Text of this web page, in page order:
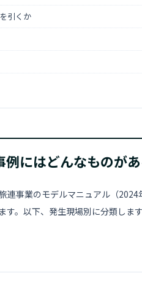
引くか
にはどんなものが
事業のモデルマニュアル（2024
す。以下、発生現場別に分類します